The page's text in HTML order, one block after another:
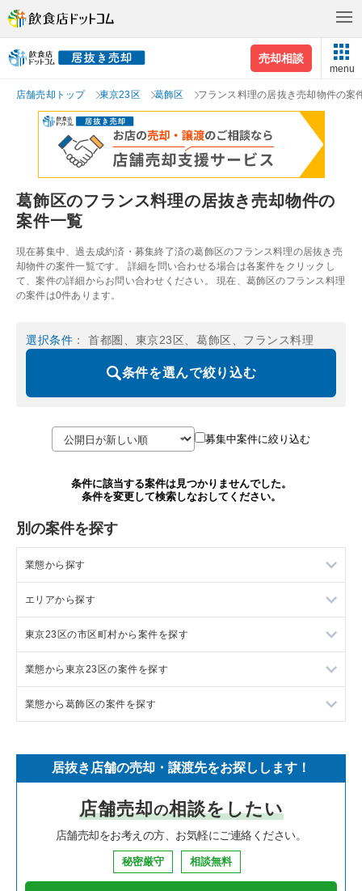
売却相談
menu
店舗売却トップ 東京23区 葛飾区 フランス料理の居抜き売却物件の案
葛飾区のフランス料理の居抜き売却物件の
案件一覧
現在募集中、過去成約済・募集終了済の葛飾区のフランス料理の居抜き売
却物件の案件一覧です。 詳細を問い合わせる場合は各案件をクリックし
て、案件の詳細からお問い合わせください。 現在、葛飾区のフランス料理
の案件は0件あります。
選択条件 ： 首都圏、東京23区、葛飾区、フランス料理
条件を選んで絞り込む
募集中案件に絞り込む
条件に該当する案件は見つかりませんでした。
条件を変更して検索しなおしてください。
別の案件を探す
業態から探す
ラーメンの居抜き売却物件の案件一覧
フランス料理の居抜き売却物件の案件一覧
イタリア料理の居抜き売却物件の案件一覧
中華の居抜き売却物件の案件一覧
寿司の居抜き売却物件の案件一覧
焼肉の居抜き売却物件の案件一覧
鉄板焼き・お好み焼の居抜き売却物件の案件一覧
エリアから探す
東京23区の飲食店の居抜き売却物件の案件一覧
東京都下の飲食店の居抜き売却物件の案件一覧
千葉県の飲食店の居抜き売却物件の案件一覧
神奈川県の飲食店の居抜き売却物件の案件一覧
大阪府の飲食店の居抜き売却物件の案件一覧
兵庫県の飲食店の居抜き売却物件の案件一覧
東京23区の市区町村から案件を探す
目黒区の飲食店の居抜き売却物件の案件一覧
渋谷区の飲食店の居抜き売却物件の案件一覧
新宿区の飲食店の居抜き売却物件の案件一覧
葛飾区の飲食店の居抜き売却物件の案件一覧
中央区の飲食店の居抜き売却物件の案件一覧
業態から東京23区の案件を探す
東京23区のラーメンの居抜き売却物件の案件一覧
東京23区のイタリア料理の居抜き売却物件の案件一覧
東京23区の中華の居抜き売却物件の案件一覧
東京23区のそば・うどんの居抜き売却物件の案件一覧
業態から葛飾区の案件を探す
葛飾区のイタリア料理の居抜き売却物件の案件一覧
葛飾区の中華の居抜き売却物件の案件一覧
葛飾区の寿司の居抜き売却物件の案件一覧
居抜き店舗の売却・譲渡先をお探しします！
店舗売却の相談をしたい
店舗売却をお考えの方、お気軽にご連絡ください。
秘密厳守 相談無料